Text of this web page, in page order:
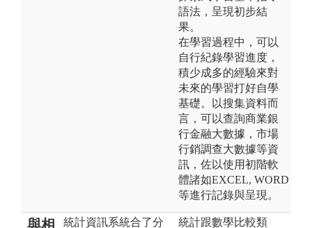
語法，呈現初步結
果。
在學習過程中，可以
自行紀錄學習進度，
積少成多的經驗來對
未來的學習打好自學
基礎。以搜集資料而
言，可以查詢商業銀
行金融大數據，市場
行銷調查大數據等資
訊，佐以使用初階軟
體諸如EXCEL, WORD
等進行記錄與呈現。
與相
統計資訊系統合了分
統計跟數學比較類